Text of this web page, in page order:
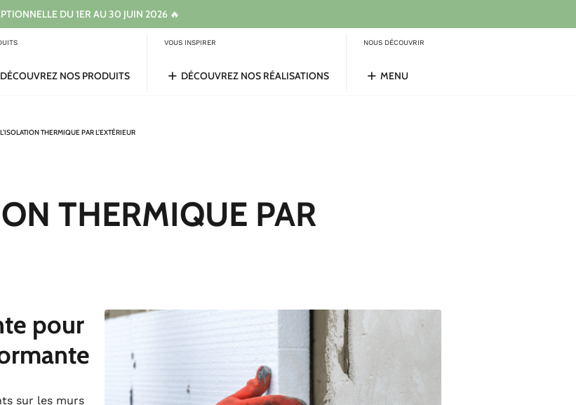
DU 1ER AU 30 JUIN 2026 🔥
DÉCOUVREZ NOS PRODUITS
VOUS INSPIRER
DÉCOUVREZ NOS RÉALISATIONS
NOUS DÉCOUVRIR
MENU
L’ISOLATION THERMIQUE PAR L’EXTÉRIEUR
THERMIQUE PAR
pour
sur les murs